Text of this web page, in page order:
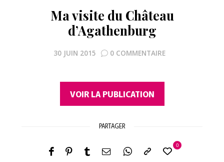
Ma visite du Château
d’Agathenburg
30 JUIN 2015 0 COMMENTAIRE
VOIR LA PUBLICATION
PARTAGER
0